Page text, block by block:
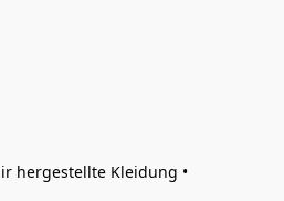
hergestellte Kleidung •